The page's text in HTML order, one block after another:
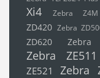
Xi4
Zebra Z4M
ZD420 Zebra
ZD620
Zebra
Zebra ZE511
ZE521
Zebra